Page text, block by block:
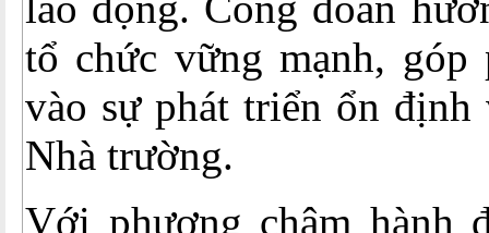
tổ chức vững mạnh, góp
vào sự phát triển ổn định
Nhà trường.
Với phương châm hành